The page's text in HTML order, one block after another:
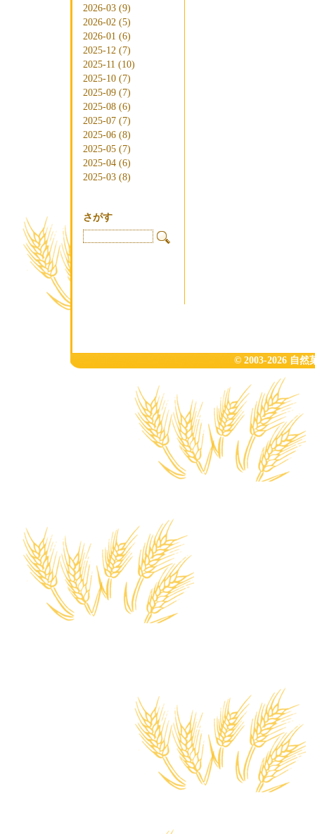
2026-03 (9)
2026-02 (5)
2026-01 (6)
2025-12 (7)
2025-11 (10)
2025-10 (7)
2025-09 (7)
2025-08 (6)
2025-07 (7)
2025-06 (8)
2025-05 (7)
2025-04 (6)
2025-03 (8)
さがす
© 2003-2026 自然